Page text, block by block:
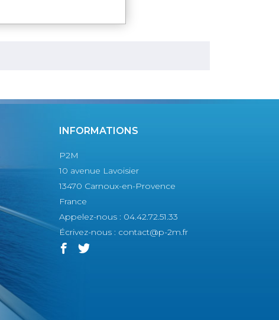
INFORMATIONS
P2M
10 avenue Lavoisier
13470 Carnoux-en-Provence
France
Appelez-nous : 04.42.72.51.33
Écrivez-nous : contact@p-2m.fr